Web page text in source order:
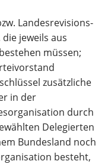
Landesrevisions-
jeweils aus
müssen;
zusätzliche
in der
durch
Delegierten
Bundesland noch
besteht,